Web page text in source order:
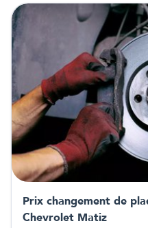
Prix changement de
Chevrolet Matiz